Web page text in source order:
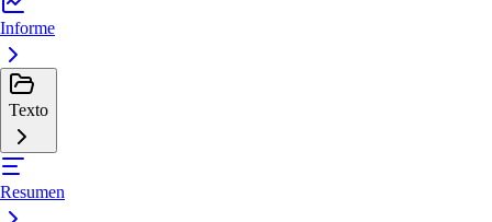
Informe
Texto
Resumen